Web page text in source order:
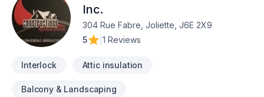
Inc.
304 Rue Fabre, Joliette, J6E 2X9
5
1 Reviews
Interlock Attic insulation
Balcony & Landscaping